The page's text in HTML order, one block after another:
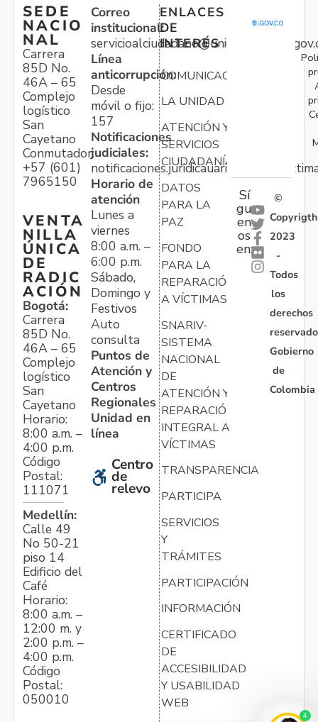
SEDE
NACIO
NAL
Carrera
85D No.
46A – 65
Complejo
logístico
San
Cayetano
Conmutador:
+57 (601)
7965150
VENTA
NILLA
ÚNICA
DE
RADIC
ACIÓN
Bogotá:
Carrera
85D No.
46A – 65
Complejo
logístico
San
Cayetano
Horario:
8:00 a.m. –
4:00 p.m.
Código
Postal:
111071
Medellín:
Calle 49
No 50-21
piso 14
Edificio del
Café
Horario:
8:00 a.m. –
12:00 m. y
2:00 p.m. –
4:00 p.m.
Código
Postal:
050010
Correo
institucional:
Línea
anticorrupción:
Desde
móvil o fijo:
157
Notificaciones
judiciales:
Horario de
atención
Lunes a
viernes
8:00 a.m. –
6:00 p.m.
Sábado,
Domingo y
Festivos
Auto
consulta
Puntos de
Atención y
Centros
Regionales
Unidad en
línea
Centro
de
relevo
ENLACES
DE
INTERÉS
COMUNICACIONES
LA UNIDAD
ATENCIÓN Y
SERVICIOS
CIUDADANÍA
DATOS
PARA LA
PAZ
FONDO
PARA LA
REPARACIÓN
A VÍCTIMAS
SNARIV-
SISTEMA
NACIONAL
DE
ATENCIÓN Y
REPARACIÓN
INTEGRAL A
VÍCTIMAS
TRANSPARENCIA
PARTICIPA
SERVICIOS
Y
TRÁMITES
PARTICIPACIÓN
INFORMACIÓN
CERTIFICADO
DE
ACCESIBILIDAD
Y USABILIDAD
WEB
Sí
gu
en
os
en:
©
Copyrigth
2023
-
Todos
los
derechos
Gobierno
de
Colombia
4